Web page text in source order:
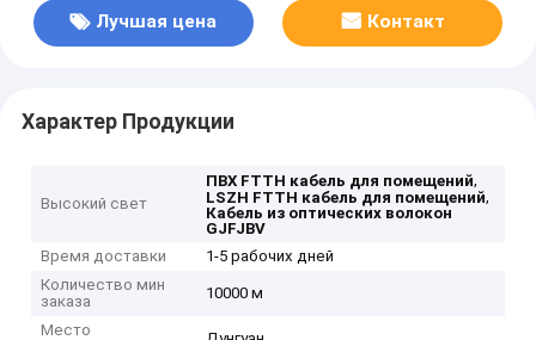
Лучшая цена Контакт
Характер Продукции
Высокий свет
ПВХ FTTH кабель для помещений,
LSZH FTTH кабель для помещений,
Кабель из оптических волокон
GJFJBV
Время доставки
1-5 рабочих дней
Количество мин
заказа
10000 м
Место